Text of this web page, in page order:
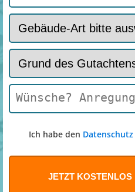
Ich habe den Datenschutz